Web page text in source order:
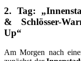
2. Tag:
& Schlösser-
Up“
Am Morgen nach